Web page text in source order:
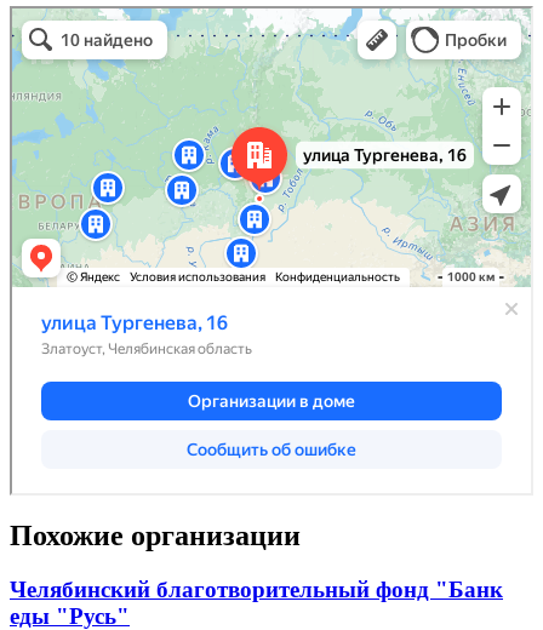
Похожие организации
Челябинский благотворительный фонд "Банк
еды "Русь"